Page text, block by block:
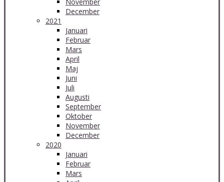
December
2021
Januari
Februar
Mars
April
Maj
Juni
Juli
Augusti
September
Oktober
November
December
2020
Januari
Februar
Mars